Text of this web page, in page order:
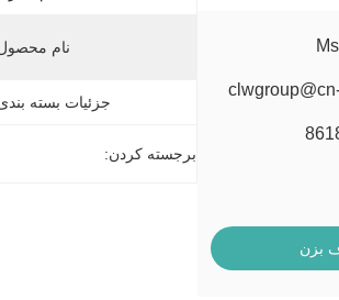
بزن
نام
جزئیات بسته
برجسته کردن: